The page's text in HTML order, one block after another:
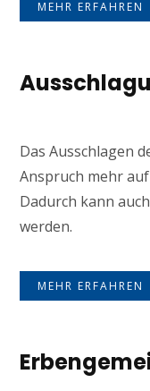
MEHR ERFAHREN
Das Ausschlagen
Anspruch mehr
Dadurch kann
werden.
MEHR ERFAHREN